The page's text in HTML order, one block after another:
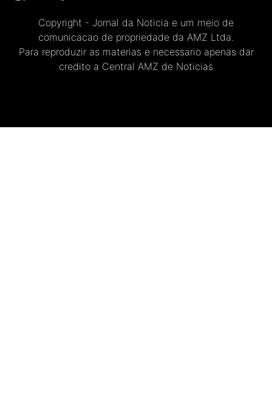
Copyright - Jornal da Noticia e um meio de
comunicacao de propriedade da AMZ Ltda.
Para reproduzir as materias e necessario apenas dar
credito a Central AMZ de Noticias